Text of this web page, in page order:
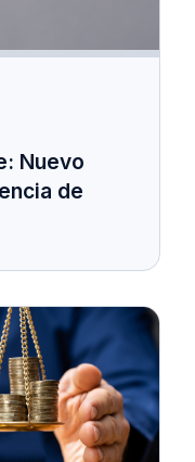
Nuevo
de